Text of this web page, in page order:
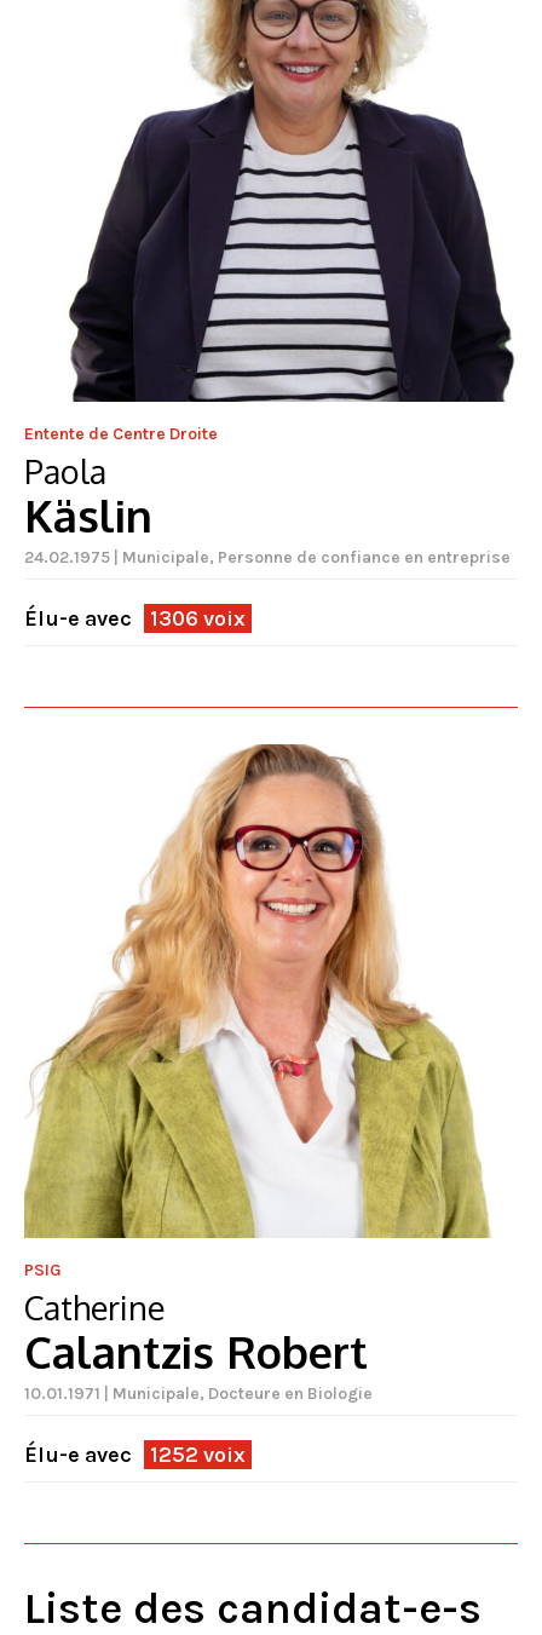
Entente de Centre Droite
Paola
Käslin
24.02.1975 | Municipale, Personne de confiance en entreprise
Élu-e avec 1306 voix
PSIG
Catherine
Calantzis Robert
10.01.1971 | Municipale, Docteure en Biologie
Élu-e avec 1252 voix
Liste des candidat-e-s